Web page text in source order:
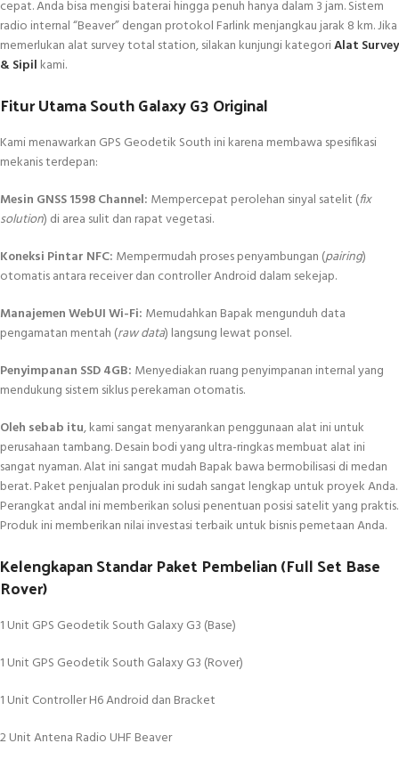
cepat. Anda bisa mengisi baterai hingga penuh hanya dalam 3 jam. Sistem
radio internal “Beaver” dengan protokol Farlink menjangkau jarak 8 km. Jika
memerlukan alat survey total station, silakan kunjungi kategoriAlat Survey
& Sipil kami.
Fitur Utama South Galaxy G3 Original
Kami menawarkan GPS Geodetik South ini karena membawa spesifikasi
mekanis terdepan:
Mesin GNSS 1598 Channel: Mempercepat perolehan sinyal satelit (fix
solution) di area sulit dan rapat vegetasi.
Koneksi Pintar NFC: Mempermudah proses penyambungan (pairing)
otomatis antara receiver dan controller Android dalam sekejap.
Manajemen WebUI Wi-Fi: Memudahkan Bapak mengunduh data
pengamatan mentah (raw data) langsung lewat ponsel.
Penyimpanan SSD 4GB: Menyediakan ruang penyimpanan internal yang
mendukung sistem siklus perekaman otomatis.
Oleh sebab itu, kami sangat menyarankan penggunaan alat ini untuk
perusahaan tambang. Desain bodi yang ultra-ringkas membuat alat ini
sangat nyaman. Alat ini sangat mudah Bapak bawa bermobilisasi di medan
berat. Paket penjualan produk ini sudah sangat lengkap untuk proyek Anda.
Perangkat andal ini memberikan solusi penentuan posisi satelit yang praktis.
Produk ini memberikan nilai investasi terbaik untuk bisnis pemetaan Anda.
Kelengkapan Standar Paket Pembelian (Full Set Base
Rover)
1 Unit GPS Geodetik South Galaxy G3 (Base)
1 Unit GPS Geodetik South Galaxy G3 (Rover)
1 Unit Controller H6 Android dan Bracket
2 Unit Antena Radio UHF Beaver